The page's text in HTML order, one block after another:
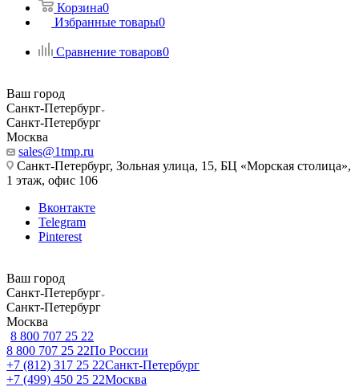
Корзина0
Избранные товары0
Сравнение товаров0
Ваш город
Санкт-Петербург
Санкт-Петербург
Москва
sales@1tmp.ru
Санкт-Петербург, Зольная улица, 15, БЦ «Морская столица»,
1 этаж, офис 106
Вконтакте
Telegram
Pinterest
Ваш город
Санкт-Петербург
Санкт-Петербург
Москва
8 800 707 25 22
8 800 707 25 22По России
+7 (812) 317 25 22Санкт-Петербург
+7 (499) 450 25 22Москва